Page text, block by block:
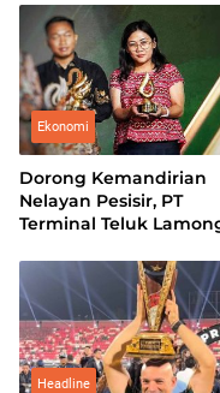
Ekonomi
Ekonomi
Dorong Kemandirian
Nelayan Pesisir, PT
Terminal Teluk
Award 2026
Headline